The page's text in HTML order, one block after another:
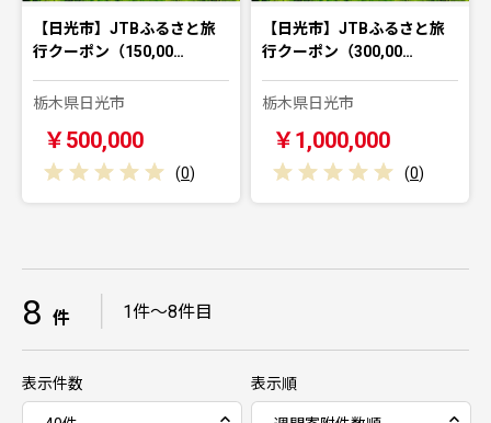
【日光市】JTBふるさと旅
行クーポン（150,00…
栃木県日光市
￥500,000
(0)
【日光市】JTBふるさと旅
行クーポン（300,00…
栃木県日光市
￥1,000,000
(0)
8 件 1件～8件目
表示件数 表示順